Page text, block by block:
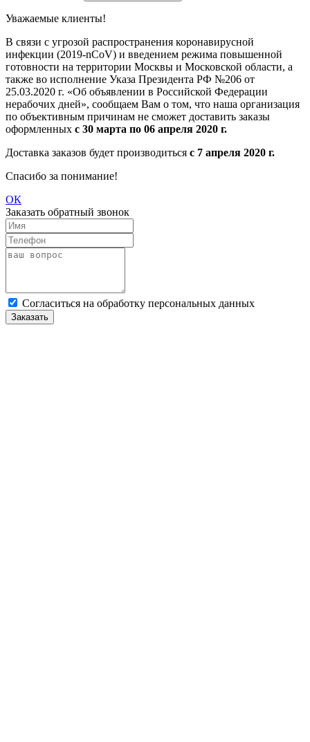
Уважаемые клиенты!
В связи с угрозой распространения коронавирусной
инфекции (2019-nCoV) и введением режима повышенной
готовности на территории Москвы и Московской области, а
также во исполнение Указа Президента РФ №206 от
25.03.2020 г. «Об объявлении в Российской Федерации
нерабочих дней», сообщаем Вам о том, что наша организация
по объективным причинам не сможет доставить заказы
оформленных с 30 марта по 06 апреля 2020 г.
Доставка заказов будет производиться с 7 апреля 2020 г.
Спасибо за понимание!
ОК
Заказать обратный звонок
Cогласиться на обработку персональных данных
Заказать